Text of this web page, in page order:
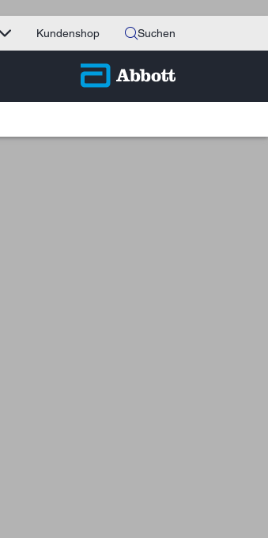
Kundenshop Suchen